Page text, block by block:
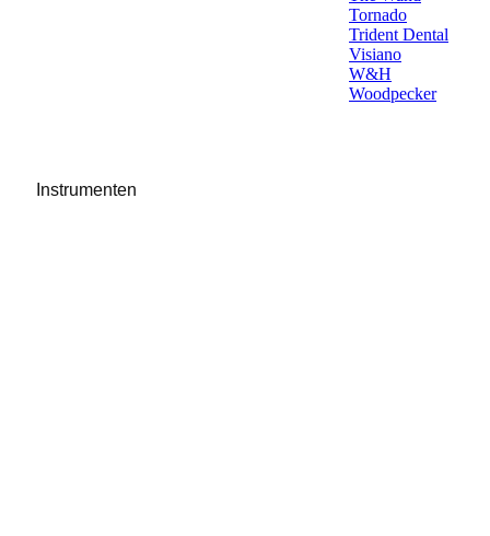
Tornado
Trident Dental
Visiano
W&H
Woodpecker
Instrumenten